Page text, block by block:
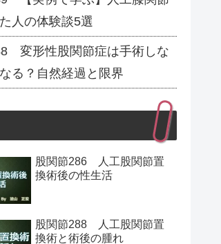
人の体験談5選
変形性股関節症は手術しな
る？自然経過と限界
股関節286 人工股関節置
換術後の性生活
股関節288 人工股関節置
換術と術後の腫れ